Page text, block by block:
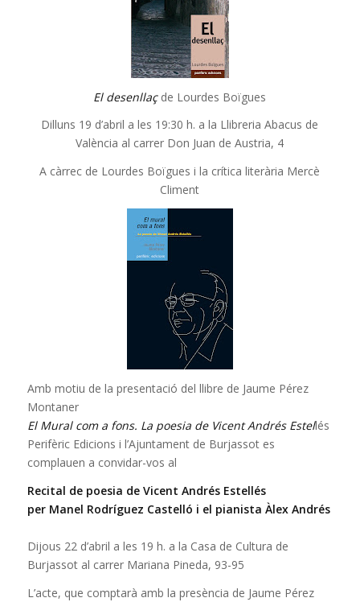
El desenllaç de Lourdes Boïgues
Dilluns 19 d’abril a les 19:30 h. a la Llibreria Abacus de
València al carrer Don Juan de Austria, 4
A càrrec de Lourdes Boïgues i la crítica literària Mercè
Climent
Amb motiu de la presentació del llibre de Jaume Pérez
Montaner
El Mural com a fons. La poesia de Vicent Andrés Estellés
Perifèric Edicions i l’Ajuntament de Burjassot es
complauen a convidar-vos al
Recital de poesia de Vicent Andrés Estellés
per Manel Rodríguez Castelló i el pianista Àlex Andrés
Dijous 22 d’abril a les 19 h. a la Casa de Cultura de
Burjassot al carrer Mariana Pineda, 93-95
L’acte, que comptarà amb la presència de Jaume Pérez